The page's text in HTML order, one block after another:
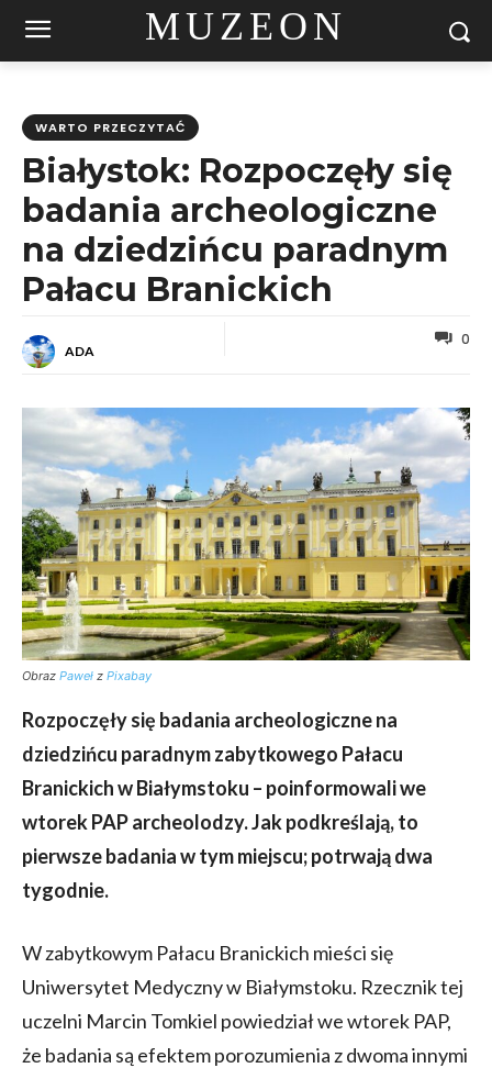
MUZEON
WARTO PRZECZYTAĆ
Białystok: Rozpoczęły się
badania archeologiczne
na dziedzińcu paradnym
Pałacu Branickich
ADA
0
Obraz Paweł z Pixabay
Rozpoczęły się badania archeologiczne na
dziedzińcu paradnym zabytkowego Pałacu
Branickich w Białymstoku – poinformowali we
wtorek PAP archeolodzy. Jak podkreślają, to
pierwsze badania w tym miejscu; potrwają dwa
tygodnie.
W zabytkowym Pałacu Branickich mieści się
Uniwersytet Medyczny w Białymstoku. Rzecznik tej
uczelni Marcin Tomkiel powiedział we wtorek PAP,
że badania są efektem porozumienia z dwoma innymi